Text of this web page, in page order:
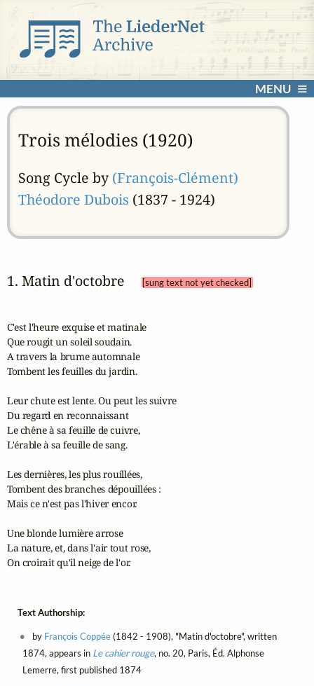
MENU
Trois mélodies (1920)
Song Cycle by (François-Clément)
Théodore Dubois (1837 - 1924)
1. Matin d'octobre [sung text not yet checked]
C'est l'heure exquise et matinale
Que rougit un soleil soudain.
A travers la brume automnale
Tombent les feuilles du jardin.
Leur chute est lente. Ou peut les suivre
Du regard en reconnaissant
Le chêne à sa feuille de cuivre,
L'érable à sa feuille de sang.
Les dernières, les plus rouillées,
Tombent des branches dépouillées :
Mais ce n'est pas l'hiver encor.
Une blonde lumière arrose
La nature, et, dans l'air tout rose,
On croirait qu'il neige de l'or.
Text Authorship:
by François Coppée(1842 - 1908), "Matin d'octobre", written
1874, appears in Le cahier rouge, no. 20, Paris, Éd. Alphonse
Lemerre, first published 1874